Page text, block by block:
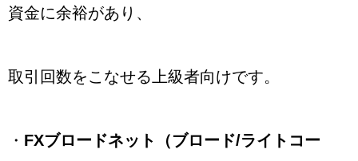
資金に余裕があり、
取引回数をこなせる上級者向けです。
・ FXブロードネット（ブロード/ライトコー